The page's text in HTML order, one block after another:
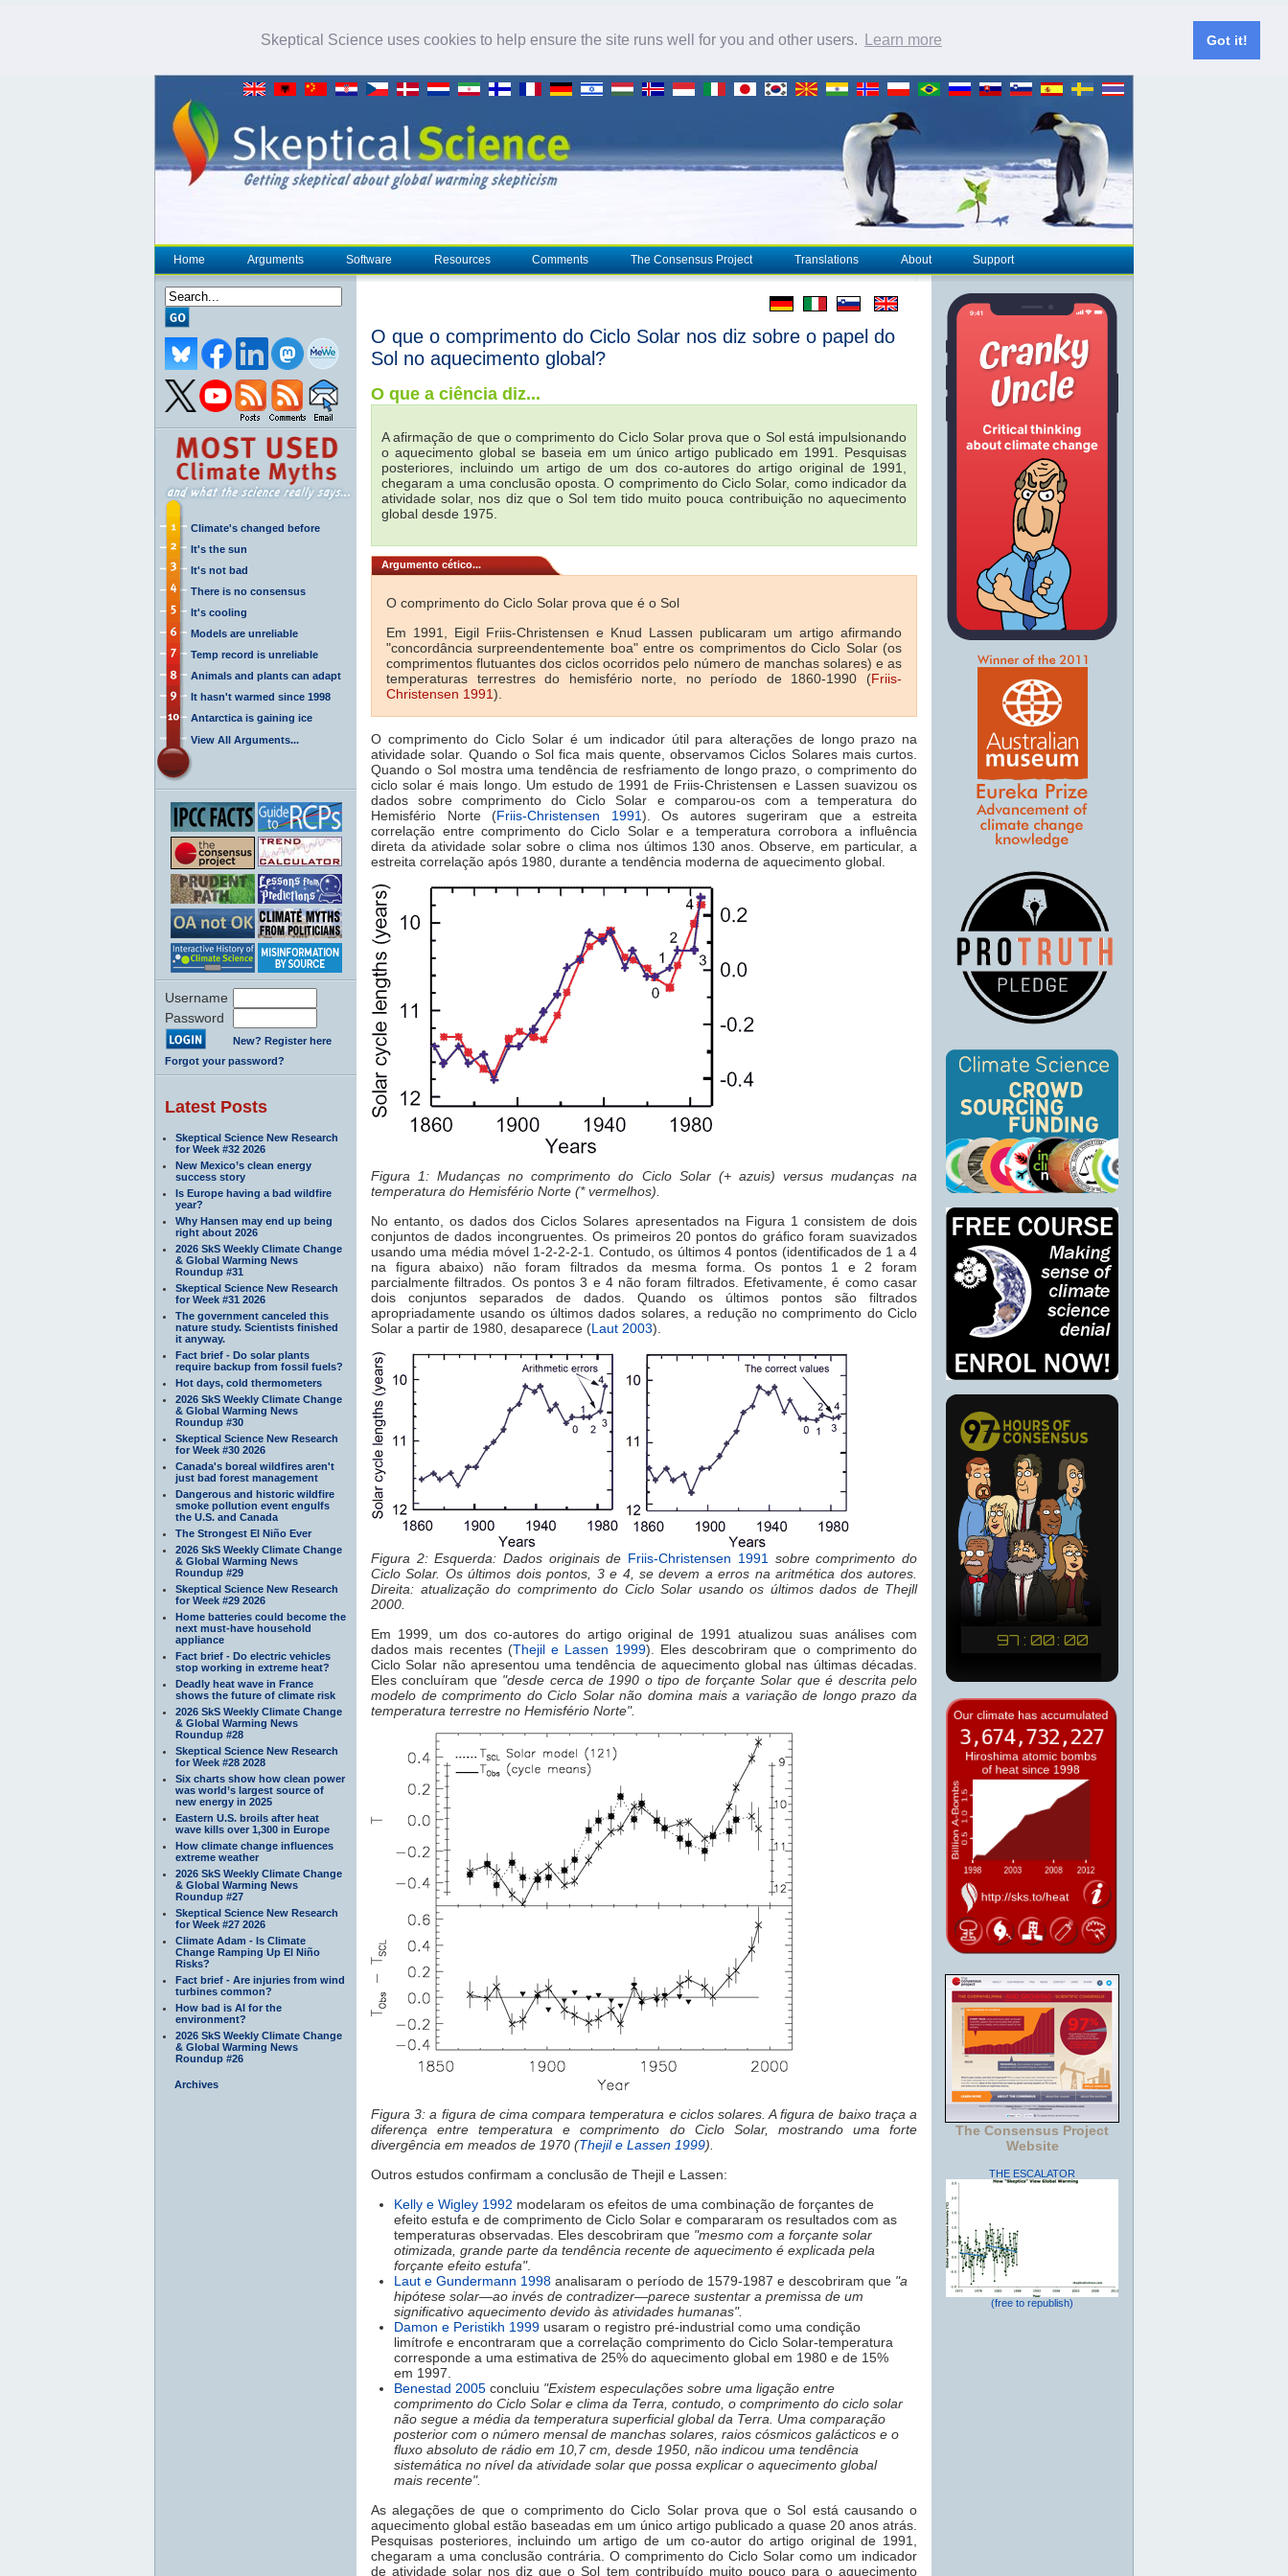
Skeptical Science uses cookies to help ensure the site runs well for you and other users. Learn more Got it!
Home Arguments Software Resources Comments The Consensus Project Translations About Support
Climate's changed before
It's the sun
It's not bad
There is no consensus
It's cooling
Models are unreliable
Temp record is unreliable
Animals and plants can adapt
It hasn't warmed since 1998
Antarctica is gaining ice
View All Arguments...
Username
Password
New? Register here
Forgot your password?
Latest Posts
Skeptical Science New Research
for Week #32 2026
New Mexico’s clean energy
success story
Is Europe having a bad wildfire
year?
Why Hansen may end up being
right about 2026
2026 SkS Weekly Climate Change
& Global Warming News
Roundup #31
Skeptical Science New Research
for Week #31 2026
The government canceled this
nature study. Scientists finished
it anyway.
Fact brief - Do solar plants
require backup from fossil fuels?
Hot days, cold thermometers
2026 SkS Weekly Climate Change
& Global Warming News
Roundup #30
Skeptical Science New Research
for Week #30 2026
Canada's boreal wildfires aren't
just bad forest management
Dangerous and historic wildfire
smoke pollution event engulfs
the U.S. and Canada
The Strongest El Niño Ever
2026 SkS Weekly Climate Change
& Global Warming News
Roundup #29
Skeptical Science New Research
for Week #29 2026
Home batteries could become the
next must-have household
appliance
Fact brief - Do electric vehicles
stop working in extreme heat?
Deadly heat wave in France
shows the future of climate risk
2026 SkS Weekly Climate Change
& Global Warming News
Roundup #28
Skeptical Science New Research
for Week #28 2028
Six charts show how clean power
was world’s largest source of
new energy in 2025
Eastern U.S. broils after heat
wave kills over 1,300 in Europe
How climate change influences
extreme weather
2026 SkS Weekly Climate Change
& Global Warming News
Roundup #27
Skeptical Science New Research
for Week #27 2026
Climate Adam - Is Climate
Change Ramping Up El Niño
Risks?
Fact brief - Are injuries from wind
turbines common?
How bad is AI for the
environment?
2026 SkS Weekly Climate Change
& Global Warming News
Roundup #26
Archives
O que o comprimento do Ciclo Solar nos diz sobre o papel do
Sol no aquecimento global?
O que a ciência diz...
A afirmação de que o comprimento do Ciclo Solar prova que o Sol está impulsionando
o aquecimento global se baseia em um único artigo publicado em 1991. Pesquisas
posteriores, incluindo um artigo de um dos co-autores do artigo original de 1991,
chegaram a uma conclusão oposta. O comprimento do Ciclo Solar, como indicador da
atividade solar, nos diz que o Sol tem tido muito pouca contribuição no aquecimento
global desde 1975.
Argumento cético...
O comprimento do Ciclo Solar prova que é o Sol
Em 1991, Eigil Friis-Christensen e Knud Lassen publicaram um artigo afirmando
"concordância surpreendentemente boa" entre os comprimentos do Ciclo Solar (os
comprimentos flutuantes dos ciclos ocorridos pelo número de manchas solares) e as
temperaturas terrestres do hemisfério norte, no período de 1860-1990 (Friis-
Christensen 1991).
O comprimento do Ciclo Solar é um indicador útil para alterações de longo prazo na
atividade solar. Quando o Sol fica mais quente, observamos Ciclos Solares mais curtos.
Quando o Sol mostra uma tendência de resfriamento de longo prazo, o comprimento do
ciclo solar é mais longo. Um estudo de 1991 de Friis-Christensen e Lassen suavizou os
dados sobre comprimento do Ciclo Solar e comparou-os com a temperatura do
Hemisfério Norte (Friis-Christensen 1991). Os autores sugeriram que a estreita
correlação entre comprimento do Ciclo Solar e a temperatura corrobora a influência
direta da atividade solar sobre o clima nos últimos 130 anos. Observe, em particular, a
estreita correlação após 1980, durante a tendência moderna de aquecimento global.
Figura 1: Mudanças no comprimento do Ciclo Solar (+ azuis) versus mudanças na
temperatura do Hemisfério Norte (* vermelhos).
No entanto, os dados dos Ciclos Solares apresentados na Figura 1 consistem de dois
conjuntos de dados incongruentes. Os primeiros 20 pontos do gráfico foram suavizados
usando uma média móvel 1-2-2-2-1. Contudo, os últimos 4 pontos (identificados de 1 a 4
na figura abaixo) não foram filtrados da mesma forma. Os pontos 1 e 2 foram
parcialmente filtrados. Os pontos 3 e 4 não foram filtrados. Efetivamente, é como casar
dois conjuntos separados de dados. Quando os últimos pontos são filtrados
apropriadamente usando os últimos dados solares, a redução no comprimento do Ciclo
Solar a partir de 1980, desaparece (Laut 2003).
Figura 2: Esquerda: Dados originais de Friis-Christensen 1991
sobre comprimento do
Ciclo Solar. Os últimos dois pontos, 3 e 4, se devem a erros na aritmética dos autores.
Direita: atualização do comprimento do Ciclo Solar usando os últimos dados de Thejll
2000.
Em 1999, um dos co-autores do artigo original de 1991 atualizou suas análises com
dados mais recentes (Thejil e Lassen 1999). Eles descobriram que o comprimento do
Ciclo Solar não apresentou uma tendência de aquecimento global nas últimas décadas.
Eles concluíram que "desde cerca de 1990 o tipo de forçante Solar que é descrita pelo
modelo de comprimento do Ciclo Solar não domina mais a variação de longo prazo da
temperatura terrestre no Hemisfério Norte".
Figura 3: a figura de cima compara temperatura e ciclos solares. A figura de baixo traça a
diferença entre temperatura e comprimento do Ciclo Solar, mostrando uma forte
divergência em meados de 1970 (Thejil e Lassen 1999).
Outros estudos confirmam a conclusão de Thejil e Lassen:
Kelly e Wigley 1992 modelaram os efeitos de uma combinação de forçantes de
efeito estufa e de comprimento de Ciclo Solar e compararam os resultados com as
temperaturas observadas. Eles descobriram que "mesmo com a forçante solar
otimizada, grande parte da tendência recente de aquecimento é explicada pela
forçante efeito estufa".
Laut e Gundermann 1998 analisaram o período de 1579-1987 e descobriram que "a
hipótese solar—ao invés de contradizer—parece sustentar a premissa de um
significativo aquecimento devido às atividades humanas".
Damon e Peristikh 1999 usaram o registro pré-industrial como uma condição
limítrofe e encontraram que a correlação comprimento do Ciclo Solar-temperatura
corresponde a uma estimativa de 25% do aquecimento global em 1980 e de 15%
em 1997.
Benestad 2005 concluiu "Existem especulações sobre uma ligação entre
comprimento do Ciclo Solar e clima da Terra, contudo, o comprimento do ciclo solar
não segue a média da temperatura superficial global da Terra. Uma comparação
posterior com o número mensal de manchas solares, raios cósmicos galácticos e o
fluxo absoluto de rádio em 10,7 cm, desde 1950, não indicou uma tendência
sistemática no nível da atividade solar que possa explicar o aquecimento global
mais recente".
As alegações de que o comprimento do Ciclo Solar prova que o Sol está causando o
aquecimento global estão baseadas em um único artigo publicado a quase 20 anos atrás.
Pesquisas posteriores, incluindo um artigo de um co-autor do artigo original de 1991,
chegaram a uma conclusão contrária. O comprimento do Ciclo Solar como um indicador
de atividade solar nos diz que o Sol tem contribuído muito pouco para o aquecimento
The Consensus Project
Website
THE ESCALATOR
(free to republish)